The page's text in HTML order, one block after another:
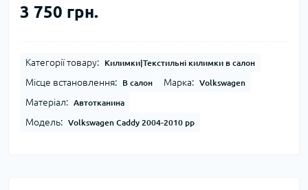
3 750 грн.
Категорії товару: Килимки|Текстильні килимки в салон
Місце встановлення: В салон Марка: Volkswagen
Матеріал: Автотканина
Модель: Volkswagen Caddy 2004-2010 рр